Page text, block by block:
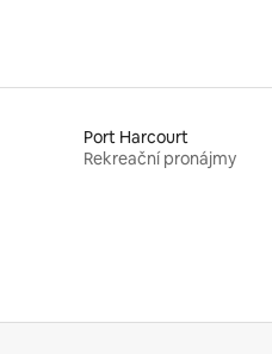
Port Harcourt
Rekreační pronájmy